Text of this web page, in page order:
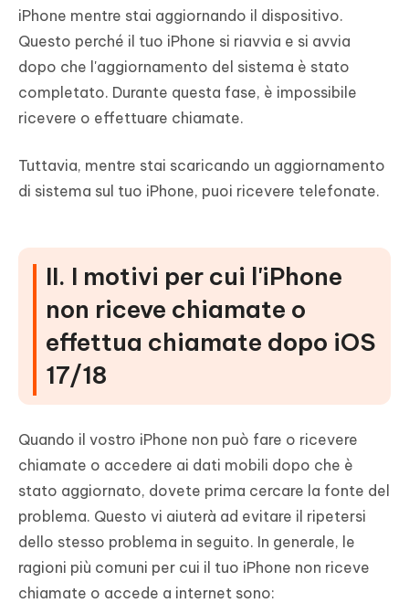
iPhone mentre stai aggiornando il dispositivo.
Questo perché il tuo iPhone si riavvia e si avvia
dopo che l'aggiornamento del sistema è stato
completato. Durante questa fase, è impossibile
ricevere o effettuare chiamate.
Tuttavia, mentre stai scaricando un aggiornamento
di sistema sul tuo iPhone, puoi ricevere telefonate.
II. I motivi per cui l'iPhone
non riceve chiamate o
effettua chiamate dopo iOS
17/18
Quando il vostro iPhone non può fare o ricevere
chiamate o accedere ai dati mobili dopo che è
stato aggiornato, dovete prima cercare la fonte del
problema. Questo vi aiuterà ad evitare il ripetersi
dello stesso problema in seguito. In generale, le
ragioni più comuni per cui il tuo iPhone non riceve
chiamate o accede a internet sono: